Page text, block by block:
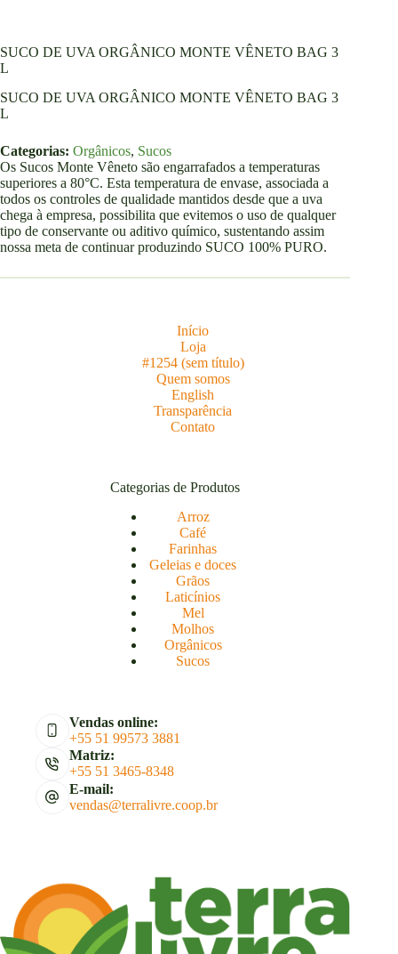
SUCO DE UVA ORGÂNICO MONTE VÊNETO BAG 3
L
SUCO DE UVA ORGÂNICO MONTE VÊNETO BAG 3
L
Categorias: Orgânicos, Sucos
Os Sucos Monte Vêneto são engarrafados a temperaturas
superiores a 80°C. Esta temperatura de envase, associada a
todos os controles de qualidade mantidos desde que a uva
chega à empresa, possibilita que evitemos o uso de qualquer
tipo de conservante ou aditivo químico, sustentando assim
nossa meta de continuar produzindo SUCO 100% PURO.
Início
Loja
#1254 (sem título)
Quem somos
English
Transparência
Contato
Categorias de Produtos
Arroz
Café
Farinhas
Geleias e doces
Grãos
Laticínios
Mel
Molhos
Orgânicos
Sucos
Vendas online:
+55 51 99573 3881
Matriz:
+55 51 3465-8348
E-mail:
vendas@terralivre.coop.br